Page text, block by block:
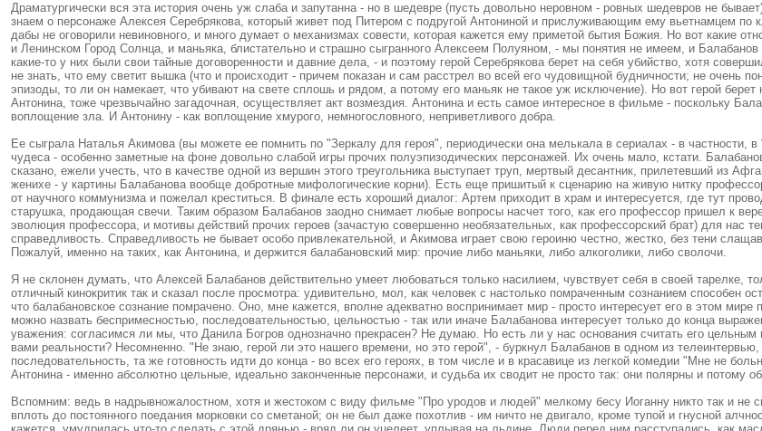
Драматургически вся эта история очень уж слаба и запутанна - но в шедевре (пусть довольно неровном - ровных шедевров не
знаем о персонаже Алексея Серебрякова, который живет под Питером с подругой Антониной и прислуживающим ему вьетнамцем по
дабы не оговорили невиновного, и много думает о механизмах совести, которая кажется ему приметой бытия Божия. Но вот какие
и Ленинском Город Солнца, и маньяка, блистательно и страшно сыгранного Алексеем Полуяном, - мы понятия не имеем, и
какие-то у них были свои тайные договоренности и давние дела, - и поэтому герой Серебрякова берет на себя убийство, хотя
не знать, что ему светит вышка (что и происходит - причем показан и сам расстрел во всей его чудовищной будничности; не очень
эпизоды, то ли он намекает, что убивают на свете сплошь и рядом, а потому его маньяк не такое уж исключение). Но вот герой
Антонина, тоже чрезвычайно загадочная, осуществляет акт возмездия. Антонина и есть самое интересное в фильме - поскольку
воплощение зла. И Антонину - как воплощение хмурого, немногословного, неприветливого добра.
Ее сыграла Наталья Акимова (вы можете ее помнить по "Зеркалу для героя", периодически она мелькала в сериалах - в частности,
чудеса - особенно заметные на фоне довольно слабой игры прочих полуэпизодических персонажей. Их очень мало, кстати.
сказано, ежели учесть, что в качестве одной из вершин этого треугольника выступает труп, мертвый десантник, прилетевший из
женихе - у картины Балабанова вообще добротные мифологические корни). Есть еще пришитый к сценарию на живую нитку
от научного коммунизма и пожелал креститься. В финале есть хороший диалог: Артем приходит в храм и интересуется, где тут
старушка, продающая свечи. Таким образом Балабанов заодно снимает любые вопросы насчет того, как его профессор пришел к
эволюция профессора, и мотивы действий прочих героев (зачастую совершенно необязательных, как профессорский брат) для нас
справедливость. Справедливость не бывает особо привлекательной, и Акимова играет свою героиню честно, жестко, без тени
Пожалуй, именно на таких, как Антонина, и держится балабановский мир: прочие либо маньяки, либо алкоголики, либо сволочи.
Я не склонен думать, что Алексей Балабанов действительно умеет любоваться только насилием, чувствует себя в своей тарелке,
отличный кинокритик так и сказал после просмотра: удивительно, мол, как человек с настолько помраченным сознанием способен
что балабановское сознание помрачено. Оно, мне кажется, вполне адекватно воспринимает мир - просто интересует его в этом
можно назвать беспримесностью, последовательностью, цельностью - так или иначе Балабанова интересует только до конца
уважения: согласимся ли мы, что Данила Богров однозначно прекрасен? Не думаю. Но есть ли у нас основания считать его
вами реальности? Несомненно. "Не знаю, герой ли это нашего времени, но это герой", - буркнул Балабанов в одном из
последовательность, та же готовность идти до конца - во всех его героях, в том числе и в красавице из легкой комедии "Мне не
Антонина - именно абсолютно цельные, идеально законченные персонажи, и судьба их сводит не просто так: они полярны и потому
Вспомним: ведь в надрывножалостном, хотя и жестоком с виду фильме "Про уродов и людей" мелкому бесу Иоганну никто так и не
вплоть до постоянного поедания морковки со сметаной; он не был даже похотлив - им ничто не двигало, кроме тупой и гнусной